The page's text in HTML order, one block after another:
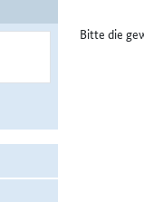
Bitte die